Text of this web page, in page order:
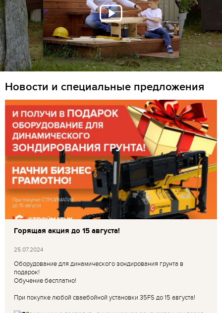
Новости и специальные предложения
Горящая акция до 15 августа!
25.07.2024
Оборудование для динамического зондирования грунта в
подарок!
Обучение бесплатно!
При покупке любой сваебойной установки 35FS до 15 августа!